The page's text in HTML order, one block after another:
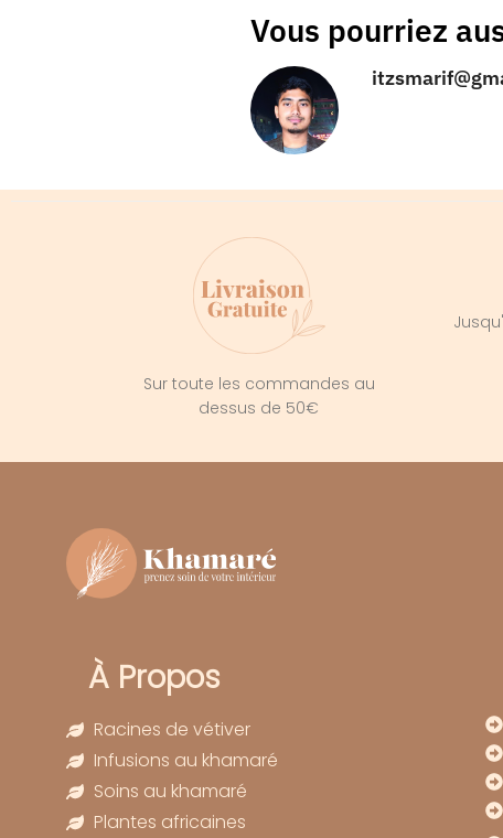
Vous pourriez
Sur toute les commandes au
dessus de 50€
À Propos
Racines de vétiver
Infusions au khamaré
Soins au khamaré
Plantes africaines